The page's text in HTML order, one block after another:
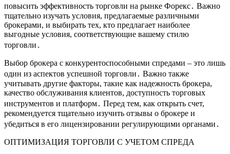
повысить эффективность торговли на рынке Форекс․ Важно
тщательно изучать условия, предлагаемые различными
брокерами, и выбирать тех, кто предлагает наиболее
выгодные условия, соответствующие вашему стилю
торговли․
Выбор брокера с конкурентоспособными спредами – это лишь
один из аспектов успешной торговли․ Важно также
учитывать другие факторы, такие как надежность брокера,
качество обслуживания клиентов, доступность торговых
инструментов и платформ․ Перед тем, как открыть счет,
рекомендуется тщательно изучить отзывы о брокере и
убедиться в его лицензировании регулирующими органами․
ОПТИМИЗАЦИЯ ТОРГОВЛИ С УЧЕТОМ СПРЕДА